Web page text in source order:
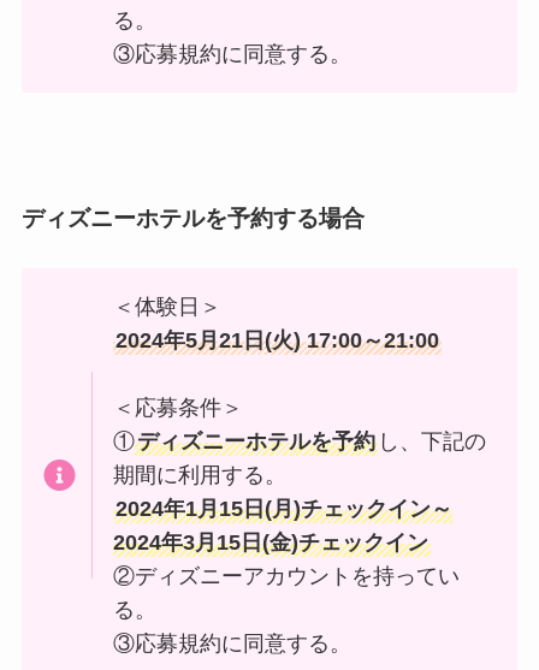
る。
③応募規約に同意する。
ディズニーホテルを予約する場合
＜体験日＞
2024年5月21日(火) 17:00～21:00
＜応募条件＞
①ディズニーホテルを予約 し、下記の
期間に利用する。
2024年1月15日(月)チェックイン～
2024年3月15日(金)チェックイン
②ディズニーアカウントを持ってい
る。
③応募規約に同意する。